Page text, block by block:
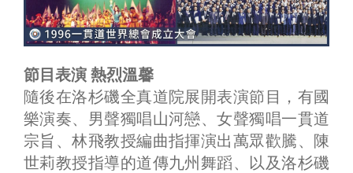
節目表演 熱烈溫馨
隨後在洛杉磯全真道院展開表演節目，有國
樂演奏、男聲獨唱山河戀、女聲獨唱一貫道
宗旨、林飛教授編曲指揮演出萬眾歡騰、陳
世莉教授指導的道傳九州舞蹈、以及洛杉磯